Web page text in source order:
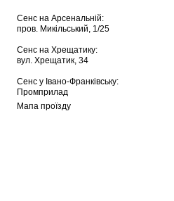
Сенс на Арсенальній:
пров. Микільський, 1/25
Сенс на Хрещатику:
вул. Хрещатик, 34
Сенс у Івано-Франківську:
Промприлад
Мапа проїзду